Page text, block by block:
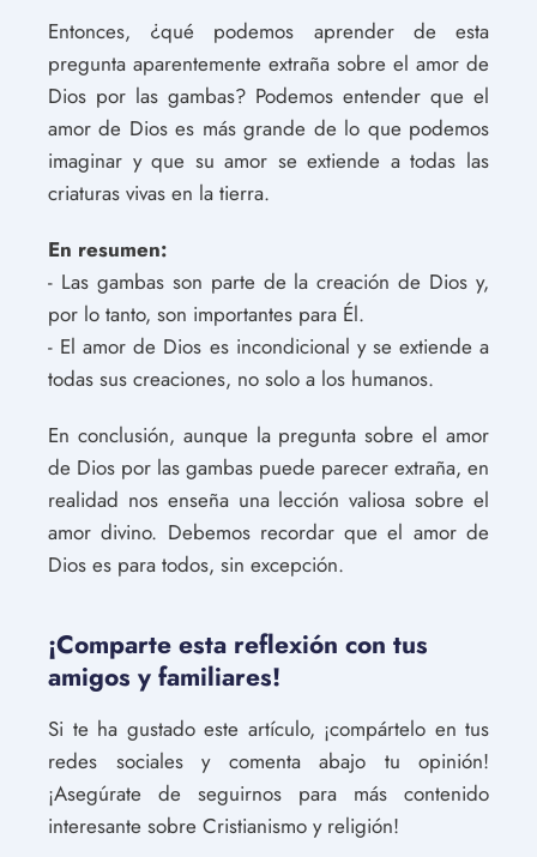
Entonces, ¿qué podemos aprender de esta
pregunta aparentemente extraña sobre el amor de
Dios por las gambas? Podemos entender que el
amor de Dios es más grande de lo que podemos
imaginar y que su amor se extiende a todas las
criaturas vivas en la tierra.
En resumen:
- Las gambas son parte de la creación de Dios y,
por lo tanto, son importantes para Él.
- El amor de Dios es incondicional y se extiende a
todas sus creaciones, no solo a los humanos.
En conclusión, aunque la pregunta sobre el amor
de Dios por las gambas puede parecer extraña, en
realidad nos enseña una lección valiosa sobre el
amor divino. Debemos recordar que el amor de
Dios es para todos, sin excepción.
¡Comparte esta reflexión con tus
amigos y familiares!
Si te ha gustado este artículo, ¡compártelo en tus
redes sociales y comenta abajo tu opinión!
¡Asegúrate de seguirnos para más contenido
interesante sobre Cristianismo y religión!